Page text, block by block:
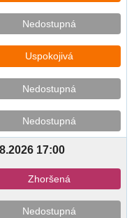
Nedostupná
Uspokojivá
Nedostupná
Nedostupná
17:00
Zhoršená
Nedostupná